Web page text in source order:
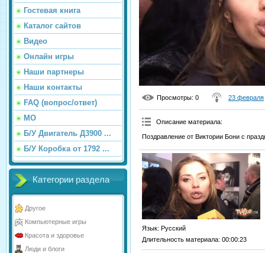
Гостевая книга
Каталог сайтов
Видео
Онлайн игры
Наши партнеры
Наши контакты
FAQ (вопрос/ответ)
МО
Б/У Двигатель Д3900 ...
Б/У Коробка от 1792 ...
Категории раздела
Другое
Компьютерные игры
Красота и здоровье
Люди и блоги
Просмотры: 0 23 февраля
Описание материала:
Поздравление от Виктории Бони с
Язык: Русский
Длительность материала: 00:00:23